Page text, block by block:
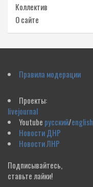
Коллектив
О сайте
Правила модерации
Проекты:
livejournal
Youtube русский/english
Новости ДНР
Новости ЛНР
Подписывайтесь,
ставьте лайки!